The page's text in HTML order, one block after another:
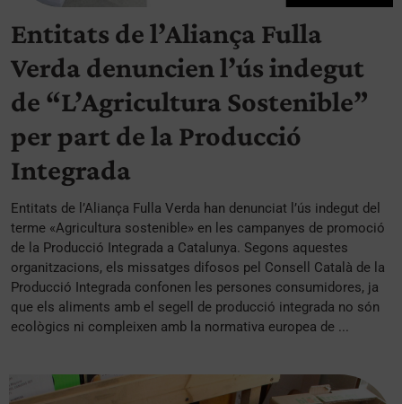
Entitats de l’Aliança Fulla
Verda denuncien l’ús indegut
de “L’Agricultura Sostenible”
per part de la Producció
Integrada
Entitats de l’Aliança Fulla Verda han denunciat l’ús indegut del
terme «Agricultura sostenible» en les campanyes de promoció
de la Producció Integrada a Catalunya. Segons aquestes
organitzacions, els missatges difosos pel Consell Català de la
Producció Integrada confonen les persones consumidores, ja
que els aliments amb el segell de producció integrada no són
ecològics ni compleixen amb la normativa europea de ...